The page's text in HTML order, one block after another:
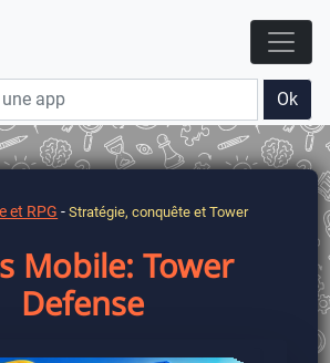
Ok
et RPG -Stratégie, conquête et Tower
Mobile: Tower
Defense